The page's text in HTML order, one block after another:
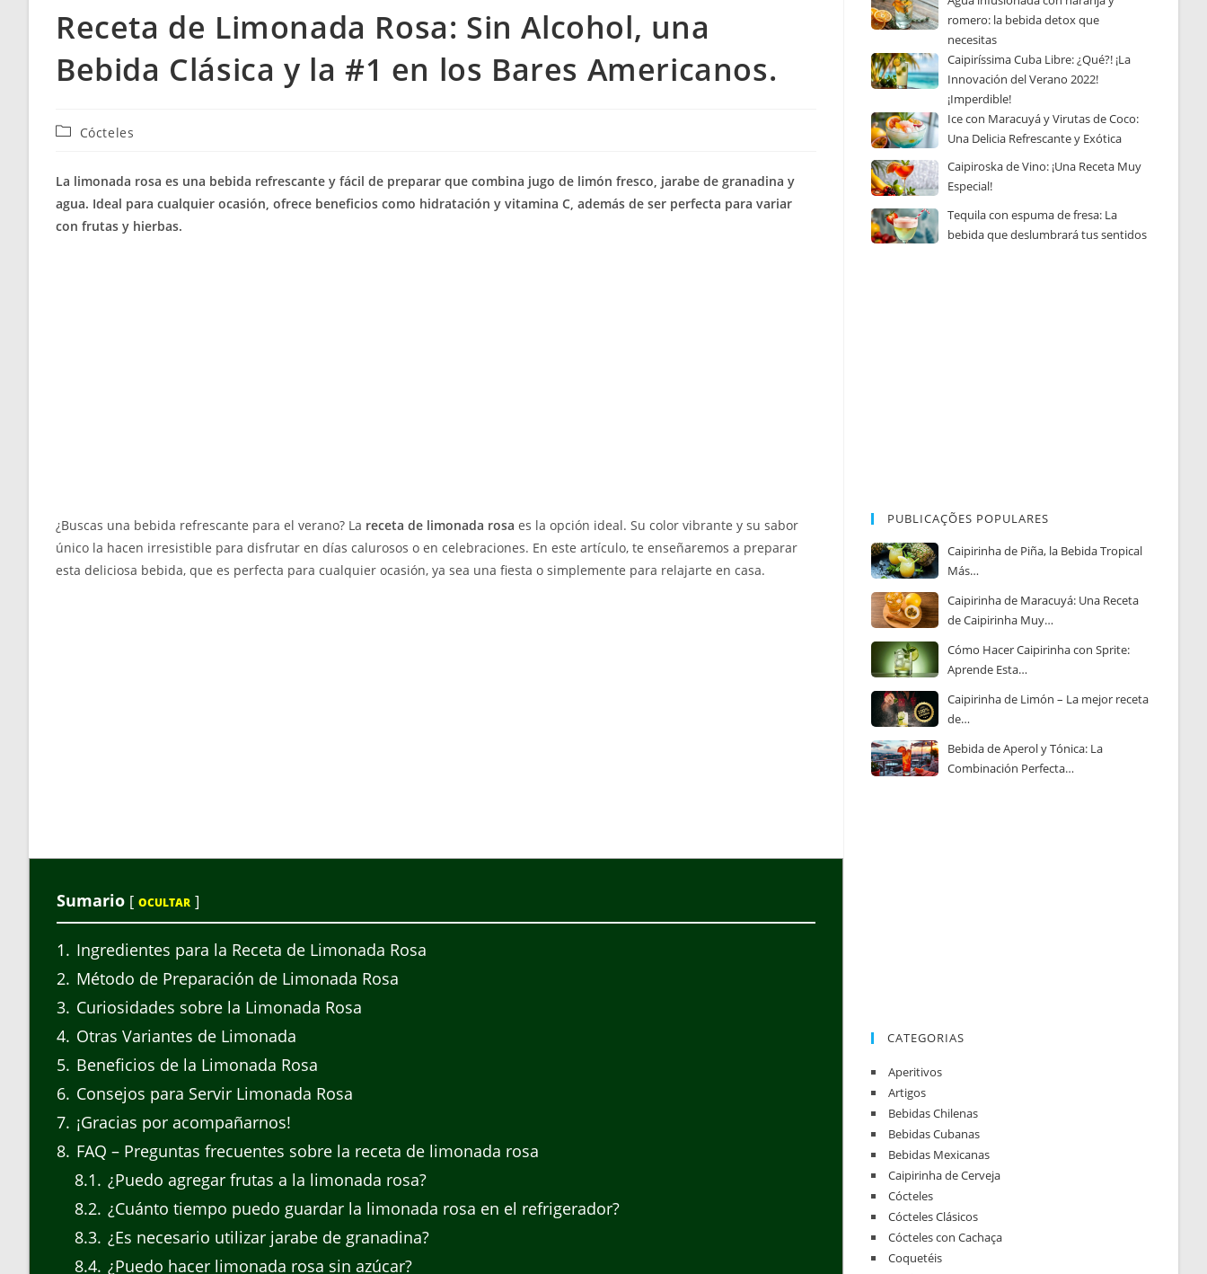
Receta de Limonada Rosa: Sin Alcohol, una
Bebida Clásica y la #1 en los Bares Americanos.
Categoría
entrada:
Cócteles
La limonada rosa es una bebida refrescante y fácil de preparar que combina jugo de limón fresco, jarabe de granadina y
agua. Ideal para cualquier ocasión, ofrece beneficios como hidratación y vitamina C, además de ser perfecta para variar
con frutas y hierbas.
¿Buscas una bebida refrescante para el verano? La receta de limonada rosa es la opción ideal. Su color vibrante y su sabor
único la hacen irresistible para disfrutar en días calurosos o en celebraciones. En este artículo, te enseñaremos a preparar
esta deliciosa bebida, que es perfecta para cualquier ocasión, ya sea una fiesta o simplemente para relajarte en casa.
Sumario [ OCULTAR ]
1
Ingredientes para la Receta de Limonada Rosa
2 Método de Preparación de Limonada Rosa
3 Curiosidades sobre la Limonada Rosa
4 Otras Variantes de Limonada
5 Beneficios de la Limonada Rosa
6 Consejos para Servir Limonada Rosa
7 ¡Gracias por acompañarnos!
8 FAQ – Preguntas frecuentes sobre la receta de limonada rosa
8.1
¿Puedo agregar frutas a la limonada rosa?
8.2 ¿Cuánto tiempo puedo guardar la limonada rosa en el refrigerador?
8.3 ¿Es necesario utilizar jarabe de granadina?
8.4 ¿Puedo hacer limonada rosa sin azúcar?
romero: la bebida detox que
necesitas
Caipiríssima Cuba Libre: ¿Qué?! ¡La
Innovación del Verano 2022!
¡Imperdible!
Ice con Maracuyá y Virutas de Coco:
Una Delicia Refrescante y Exótica
Caipiroska de Vino: ¡Una Receta Muy
Especial!
Tequila con espuma de fresa: La
bebida que deslumbrará tus sentidos
PUBLICAÇÕES POPULARES
Caipirinha de Piña, la Bebida Tropical
Más…
Caipirinha de Maracuyá: Una Receta
de Caipirinha Muy…
Cómo Hacer Caipirinha con Sprite:
Aprende Esta…
Caipirinha de Limón – La mejor receta
de…
Bebida de Aperol y Tónica: La
Combinación Perfecta…
CATEGORIAS
Aperitivos
Artigos
Bebidas Chilenas
Bebidas Cubanas
Bebidas Mexicanas
Caipirinha de Cerveja
Cócteles
Cócteles Clásicos
Cócteles con Cachaça
Coquetéis